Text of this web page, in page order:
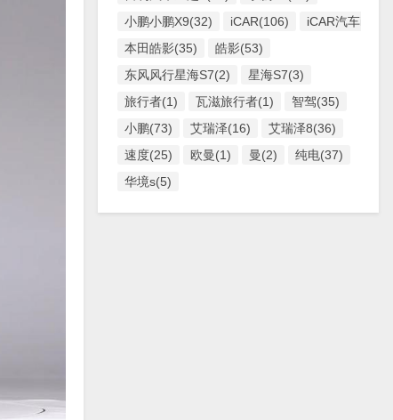
小鹏小鹏X9(32)
iCAR(106)
iCAR汽车
本田皓影(35)
皓影(53)
东风风行星海S7(2)
星海S7(3)
旅行者(1)
瓦滋旅行者(1)
智驾(35)
小鹏(73)
艾瑞泽(16)
艾瑞泽8(36)
速度(25)
欧曼(1) 曼(2)
纯电(37)
华境s(5)